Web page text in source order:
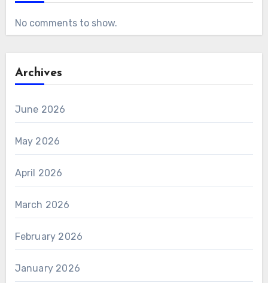
No comments to show.
Archives
June 2026
May 2026
April 2026
March 2026
February 2026
January 2026